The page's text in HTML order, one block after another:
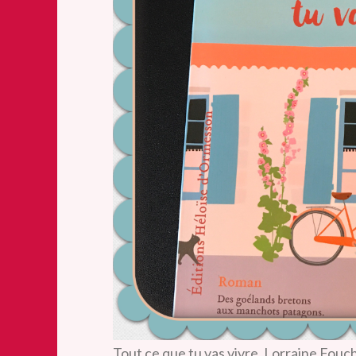
Tout ce que tu vas vivre, Lorraine